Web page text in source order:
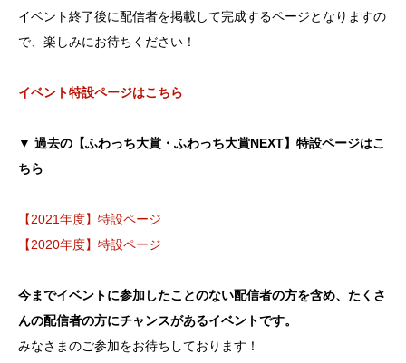
イベント終了後に配信者を掲載して完成するページとなりますの
で、楽しみにお待ちください！
イベント特設ページはこちら
▼ 過去の【ふわっち大賞・ふわっち大賞NEXT】特設ページはこ
ちら
【2021年度】特設ページ
【2020年度】特設ページ
今までイベントに参加したことのない配信者の方を含め、たくさ
んの配信者の方にチャンスがあるイベントです。
みなさまのご参加をお待ちしております！